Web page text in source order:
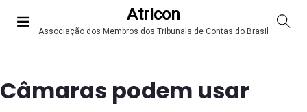
Atricon
Associação dos Membros dos Tribunais de Contas do Brasil
Câmaras podem usar